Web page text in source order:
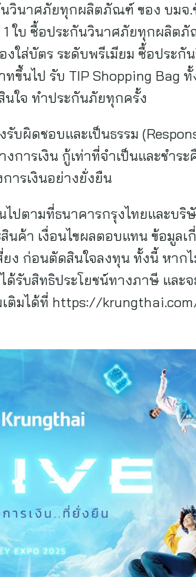
นวินาศภัยทุกผลิตภัณฑ์ ของ บม
ใบ ซื้อประกันวินาศภัยทุกผลิต
งใส่บัตร ระดับพรีเมียม ซื้อปร
นไป รับ TIP Shopping Bag
นใจ ทำประกันภัยทุกครั้ง
บผิดชอบและเป็นธรรม
ารเงิน กู้เท่าที่จำเป็นและชำระ
ารเงินอย่างยั่งยืน
ปตามที่ธนาคารกรุงไทยและบริ
ค้า เงื่อนไขผลตอบแทน ข้อมูลเ
ง ก่อนตัดสินใจลงทุน ทั้งนี้ หาก
รับสิทธิประโยชน์ทางภาษี และ
ติมได้ที่ https://